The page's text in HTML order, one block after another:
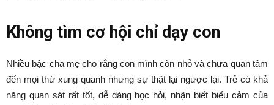
Không tìm cơ hội chỉ dạy con
Nhiều bậc cha mẹ cho rằng con mình còn nhỏ và chưa quan tâm
đến mọi thứ xung quanh nhưng sự thật lại ngược lại. Trẻ có khả
năng quan sát rất tốt, dễ dàng học hỏi, nhận biết biểu cảm của